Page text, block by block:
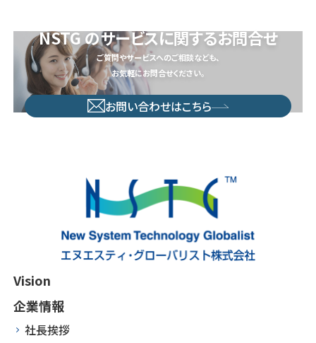
NSTG のサービスに関するお問合せ
ご質問やサービスへのご相談なども、
お気軽にお問合せください。
お問い合わせはこちら
Vision
企業情報
社長挨拶